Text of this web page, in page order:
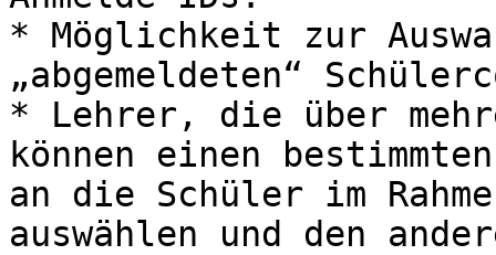
* Möglichkeit zur
„abgemeldeten“
* Lehrer, die über
können einen
an die Schüler im
auswählen und den